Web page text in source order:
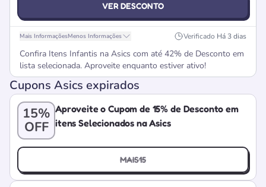
VER DESCONTO
Mais InformaçõesMenos Informações Verificado Há 3 dias
Confira Itens Infantis na Asics com até 42% de Desconto em
lista selecionada. Aproveite enquanto estiver ativo!
Cupons Asics expirados
15%
OFF
Aproveite o Cupom de 15% de Desconto em
itens Selecionados na Asics
MAIS15